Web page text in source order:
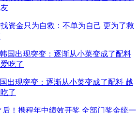
资金只为自救：不单为自己 更为了救
出现突变：逐渐从小菜变成了配料 越
了